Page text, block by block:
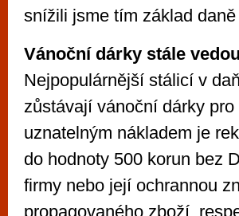
snížili jsme tím základ
Vánoční dárky stále vedou
Nejpopulárnější stálicí v
zůstávají vánoční dárky
uznatelným nákladem je
do hodnoty 500 korun bez
firmy nebo její ochrannou
propagovaného zboží,